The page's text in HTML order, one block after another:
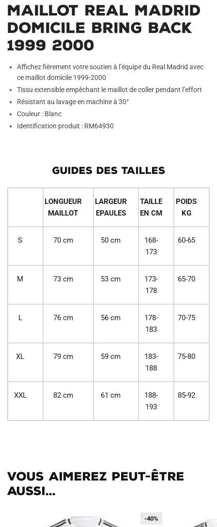
Maillot Real Madrid
Domicile Bring Back
1999 2000
Affichez fièrement votre soutien à l’équipe du Real Madrid avec
ce maillot domicile 1999-2000
Tissu extensible empêchant le maillot de coller pendant l’effort
Résistant au lavage en machine à 30°
Couleur : Blanc
Identification produit : RM64930
GUIDES DES TAILLES
LONGUEUR
MAILLOT
LARGEUR
EPAULES
TAILLE
EN CM
POIDS
KG
S 70 cm 50 cm
168-
173
60-65
M 73 cm 53 cm
173-
178
65-70
L 76 cm 56 cm
178-
183
70-75
XL 79 cm 59 cm
183-
188
75-80
XXL 82 cm 61 cm
188-
193
85-92
Vous aimerez peut-être
aussi...
-40%
-40%